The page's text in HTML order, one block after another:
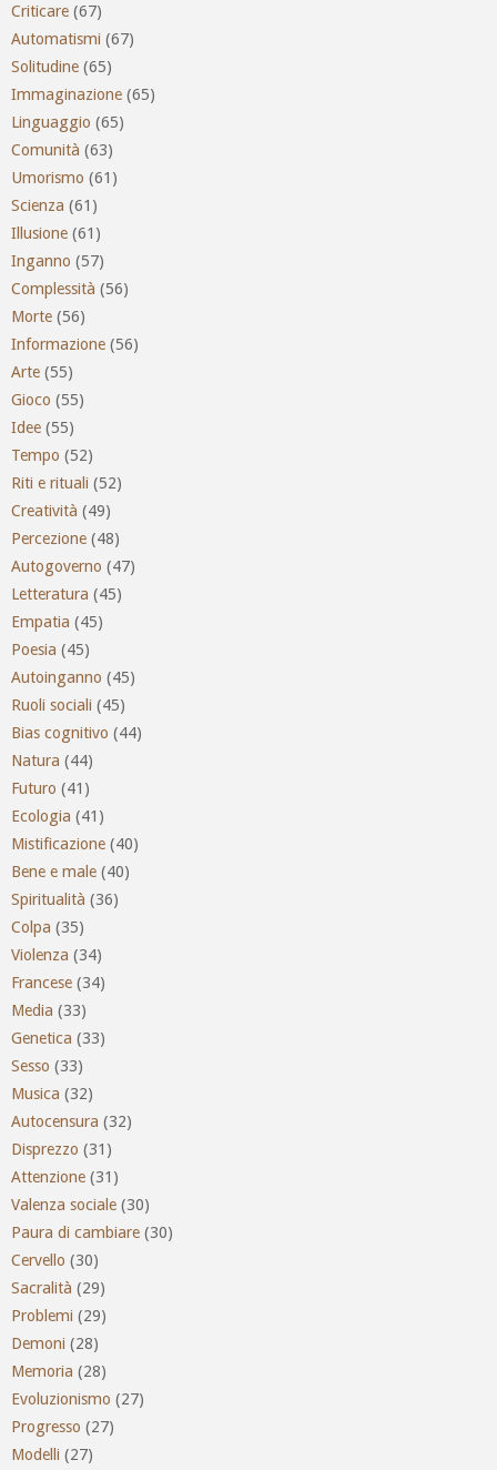
Criticare (67)
Automatismi (67)
Solitudine (65)
Immaginazione (65)
Linguaggio (65)
Comunità (63)
Umorismo (61)
Scienza (61)
Illusione (61)
Inganno (57)
Complessità (56)
Morte (56)
Informazione (56)
Arte (55)
Gioco (55)
Idee (55)
Tempo (52)
Riti e rituali (52)
Creatività (49)
Percezione (48)
Autogoverno (47)
Letteratura (45)
Empatia (45)
Poesia (45)
Autoinganno (45)
Ruoli sociali (45)
Bias cognitivo (44)
Natura (44)
Futuro (41)
Ecologia (41)
Mistificazione (40)
Bene e male (40)
Spiritualità (36)
Colpa (35)
Violenza (34)
Francese (34)
Media (33)
Genetica (33)
Sesso (33)
Musica (32)
Autocensura (32)
Disprezzo (31)
Attenzione (31)
Valenza sociale (30)
Paura di cambiare (30)
Cervello (30)
Sacralità (29)
Problemi (29)
Demoni (28)
Memoria (28)
Evoluzionismo (27)
Progresso (27)
Modelli (27)